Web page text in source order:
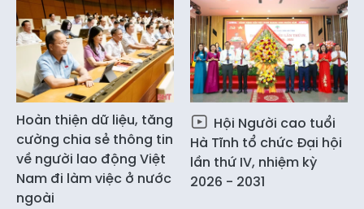
Hoàn thiện dữ liệu, tăng
cường chia sẻ thông tin
về người lao động Việt
Nam đi làm việc ở nước
ngoài
Hội Người cao tuổi
Hà Tĩnh tổ chức Đại hội
lần thứ IV, nhiệm kỳ
2026 - 2031